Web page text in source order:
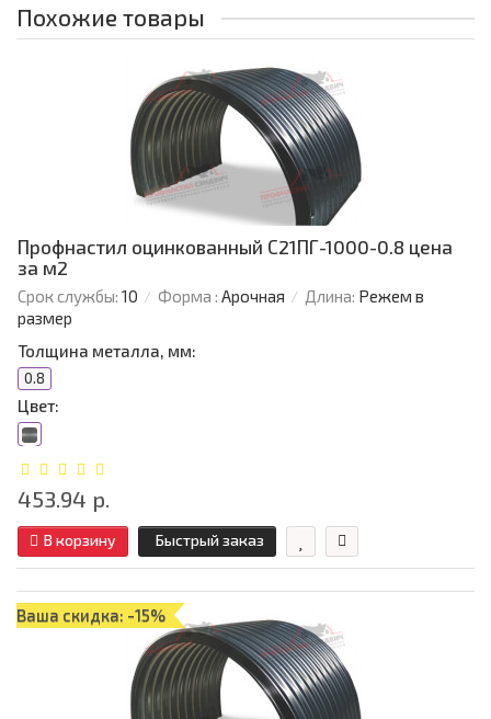
Похожие товары
Профнастил оцинкованный С21ПГ-1000-0.8 цена
за м2
Срок службы: 10 Форма : Арочная Длина: Режем в
размер
Толщина металла, мм:
0.8
Цвет:
453.94 р.
В корзину Быстрый заказ
Ваша скидка: -15%